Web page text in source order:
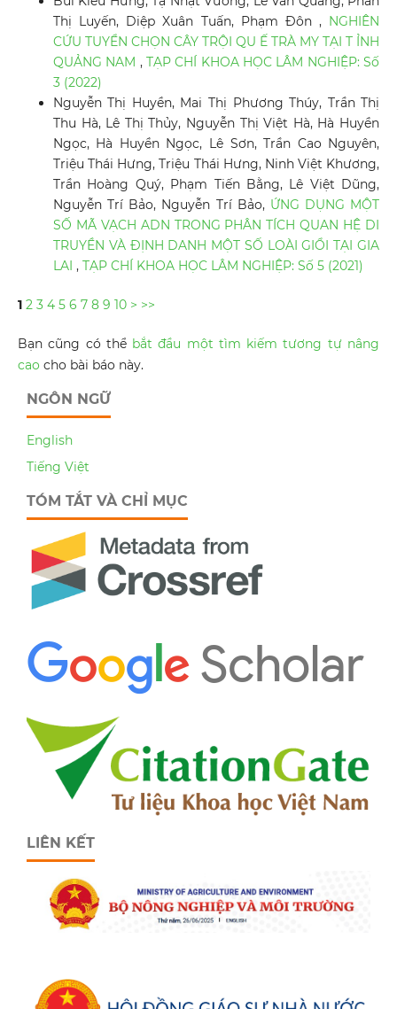
Thị Luyến, Diệp Xuân Tuấn, Phạm Đôn , NGHIÊN
CỨU TUYỂN CHỌN CÂY TRỘI QU Ế TRÀ MY TẠI T ỈNH
QUẢNG NAM , TẠP CHÍ KHOA HỌC LÂM NGHIỆP: Số
3 (2022)
Nguyễn Thị Huyền, Mai Thị Phương Thúy, Trần Thị
Thu Hà, Lê Thị Thủy, Nguyễn Thị Việt Hà, Hà Huyền
Ngọc, Hà Huyền Ngọc, Lê Sơn, Trần Cao Nguyên,
Triệu Thái Hưng, Triệu Thái Hưng, Ninh Việt Khương,
Trần Hoàng Quý, Phạm Tiến Bằng, Lê Việt Dũng,
Nguyễn Trí Bảo, Nguyễn Trí Bảo, ỨNG DỤNG MỘT
SỐ MÃ VẠCH ADN TRONG PHÂN TÍCH QUAN HỆ DI
TRUYỀN VÀ ĐỊNH DANH MỘT SỐ LOÀI GIỔI TẠI GIA
LAI , TẠP CHÍ KHOA HỌC LÂM NGHIỆP: Số 5 (2021)
1 2 3 4 5 6 7 8 9 10 > >>
Bạn cũng có thể bắt đầu một tìm kiếm tương tự nâng
cao cho bài báo này.
NGÔN NGỮ
English
Tiếng Việt
TÓM TẮT VÀ CHỈ MỤC
LIÊN KẾT